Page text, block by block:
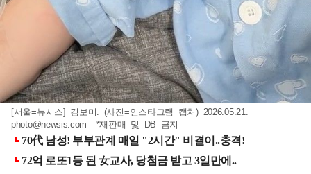
[서울=뉴시스] 김보미. (사진=인스타그램 캡처) 2026.05.21.
photo@newsis.com *재판매 및 DB 금지